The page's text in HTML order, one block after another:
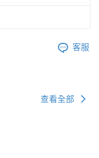
客服
查看全部